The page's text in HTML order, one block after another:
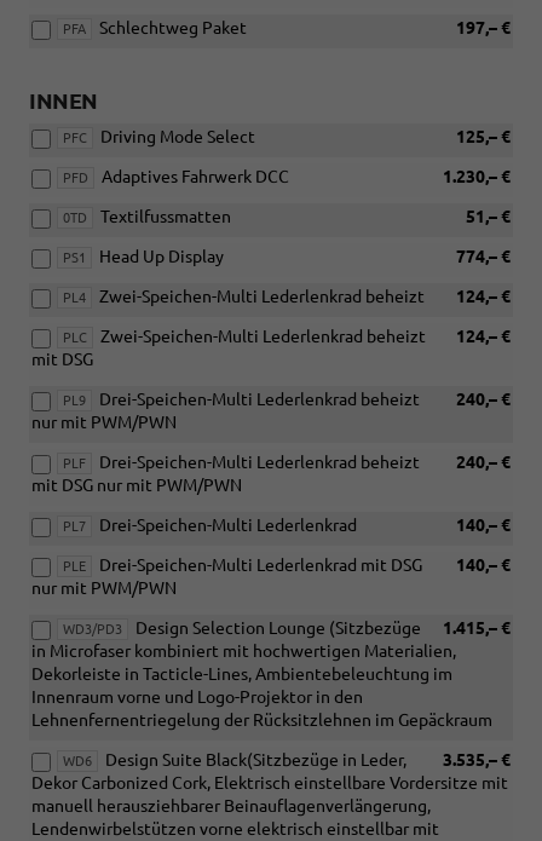
PFA 197,– €
Schlechtweg Paket
INNEN
PFC 125,– €
Driving Mode Select
PFD 1.230,– €
Adaptives Fahrwerk DCC
0TD 51,– €
Textilfussmatten
PS1 774,– €
Head Up Display
PL4 124,– €
Zwei-Speichen-Multi Lederlenkrad beheizt
PLC 124,– €
Zwei-Speichen-Multi Lederlenkrad beheizt
mit DSG
PL9 240,– €
Drei-Speichen-Multi Lederlenkrad beheizt
nur mit PWM/PWN
PLF 240,– €
Drei-Speichen-Multi Lederlenkrad beheizt
mit DSG nur mit PWM/PWN
PL7 140,– €
Drei-Speichen-Multi Lederlenkrad
PLE 140,– €
Drei-Speichen-Multi Lederlenkrad mit DSG
nur mit PWM/PWN
WD3/PD3 1.415,– €
Design Selection Lounge (Sitzbezüge
in Microfaser kombiniert mit hochwertigen Materialien,
Dekorleiste in Tacticle-Lines, Ambientebeleuchtung im
Innenraum vorne und Logo-Projektor in den
Lehnenfernentriegelung der Rücksitzlehnen im Gepäckraum
WD6 3.535,– €
Design Suite Black(Sitzbezüge in Leder,
Dekor Carbonized Cork, Elektrisch einstellbare Vordersitze mit
manuell herausziehbarer Beinauflagenverlängerung,
Lendenwirbelstützen vorne elektrisch einstellbar mit